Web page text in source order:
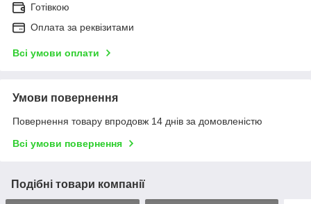
Готівкою
Оплата за реквізитами
Всі умови оплати
Умови повернення
Повернення товару впродовж 14 днів за домовленістю
Всі умови повернення
Подібні товари компанії